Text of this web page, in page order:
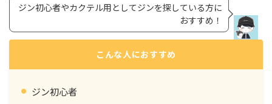
ジン初心者やカクテル用としてジンを探している方に
おすすめ！
こんな人におすすめ
ジン初心者